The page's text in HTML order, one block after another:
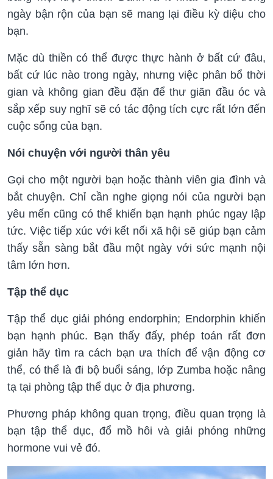
ngày bận rộn của bạn sẽ mang lại điều kỳ diệu cho
bạn.
Mặc dù thiền có thể được thực hành ở bất cứ đâu,
bất cứ lúc nào trong ngày, nhưng việc phân bổ thời
gian và không gian đều đặn để thư giãn đầu óc và
sắp xếp suy nghĩ sẽ có tác động tích cực rất lớn đến
cuộc sống của bạn.
Nói chuyện với người thân yêu
Gọi cho một người bạn hoặc thành viên gia đình và
bắt chuyện. Chỉ cần nghe giọng nói của người bạn
yêu mến cũng có thể khiến bạn hạnh phúc ngay lập
tức. Việc tiếp xúc với kết nối xã hội sẽ giúp bạn cảm
thấy sẵn sàng bắt đầu một ngày với sức mạnh nội
tâm lớn hơn.
Tập thể dục
Tập thể dục giải phóng endorphin; Endorphin khiến
bạn hạnh phúc. Bạn thấy đấy, phép toán rất đơn
giản hãy tìm ra cách bạn ưa thích để vận động cơ
thể, có thể là đi bộ buổi sáng, lớp Zumba hoặc nâng
tạ tại phòng tập thể dục ở địa phương.
Phương pháp không quan trọng, điều quan trọng là
bạn tập thể dục, đổ mồ hôi và giải phóng những
hormone vui vẻ đó.